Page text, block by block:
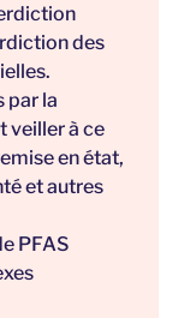
des
par la
veiller à ce
en état,
et autres
PFAS